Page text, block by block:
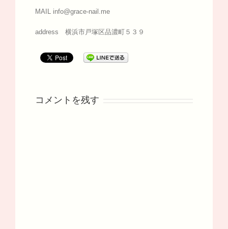
MAIL info@grace-nail.me
address 横浜市戸塚区品濃町５３９
コメントを残す